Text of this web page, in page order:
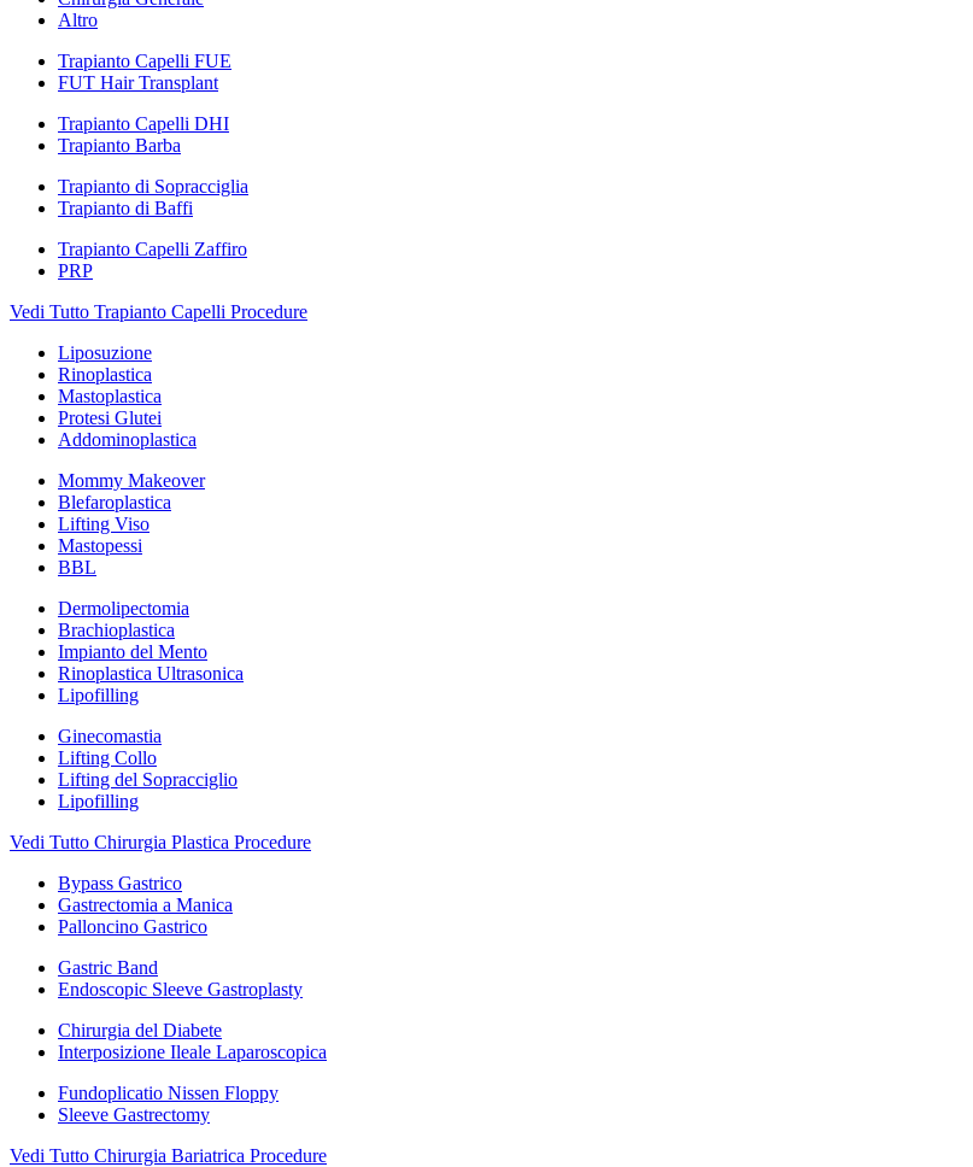
Altro
Trapianto Capelli FUE
FUT Hair Transplant
Trapianto Capelli DHI
Trapianto Barba
Trapianto di Sopracciglia
Trapianto di Baffi
Trapianto Capelli Zaffiro
PRP
Vedi Tutto Trapianto Capelli Procedure
Liposuzione
Rinoplastica
Mastoplastica
Protesi Glutei
Addominoplastica
Mommy Makeover
Blefaroplastica
Lifting Viso
Mastopessi
BBL
Dermolipectomia
Brachioplastica
Impianto del Mento
Rinoplastica Ultrasonica
Lipofilling
Ginecomastia
Lifting Collo
Lifting del Sopracciglio
Lipofilling
Vedi Tutto Chirurgia Plastica Procedure
Bypass Gastrico
Gastrectomia a Manica
Palloncino Gastrico
Gastric Band
Endoscopic Sleeve Gastroplasty
Chirurgia del Diabete
Interposizione Ileale Laparoscopica
Fundoplicatio Nissen Floppy
Sleeve Gastrectomy
Vedi Tutto Chirurgia Bariatrica Procedure